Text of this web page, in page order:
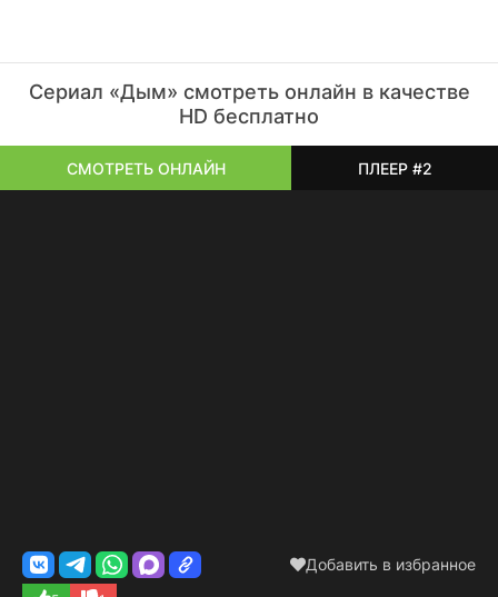
Сериал «Дым» смотреть онлайн в качестве
HD бесплатно
СМОТРЕТЬ ОНЛАЙН ПЛЕЕР #2
Добавить в избранное